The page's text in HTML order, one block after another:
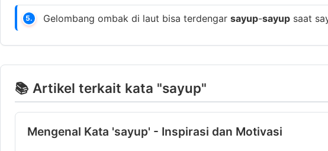
5. Gelombang ombak di laut bisa terdengar sayup-sayup saat
📚 Artikel terkait kata "sayup"
Mengenal Kata 'sayup' - Inspirasi dan Motivasi